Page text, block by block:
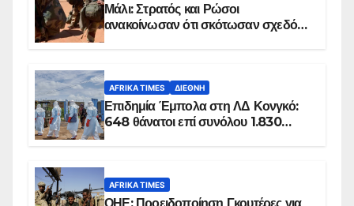
Μάλι: Στρατός και Ρώσοι
ανακοίνωσαν ότι σκότωσαν σχεδόν
AFRIKA TIMES ΔΙΕΘΝΉ
Επιδημία Έμπολα στη ΛΔ Κονγκό:
648 θάνατοι επί συνόλου 1.830
AFRIKA TIMES